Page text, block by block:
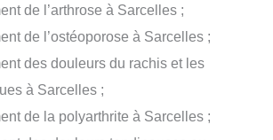
de l’arthrose à Sarcelles ;
de l’ostéoporose à Sarcelles ;
des douleurs du rachis et les
à Sarcelles ;
de la polyarthrite à Sarcelles ;